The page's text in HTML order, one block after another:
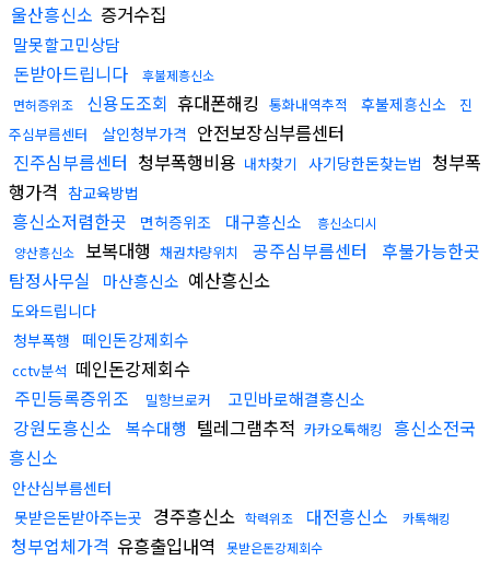
울산흥신소 증거수집
말못할고민상담
돈받아드립니다
후불제흥신소
면허증위조
신용도조회 휴대폰해킹 통화내역추적 후불제흥신소
진
주심부름센터
살인청부가격 안전보장심부름센터
진주심부름센터 청부폭행비용 내차찾기 사기당한돈찾는법 청부폭
행가격 참교육방법
흥신소저렴한곳 면허증위조 대구흥신소
흥신소디시
양산흥신소
보복대행 채권차량위치 공주심부름센터
후불가능한곳
탐정사무실
마산흥신소 예산흥신소
도와드립니다
청부폭행
떼인돈강제회수
cctv분석 떼인돈강제회수
주민등록증위조
밀항브로커 고민바로해결흥신소
강원도흥신소 복수대행 텔레그램추적 카카오톡해킹
흥신소전국
흥신소
안산심부름센터
못받은돈받아주는곳 경주흥신소 학력위조 대전흥신소 카톡해킹
청부업체가격 유흥출입내역 못받은돈강제회수